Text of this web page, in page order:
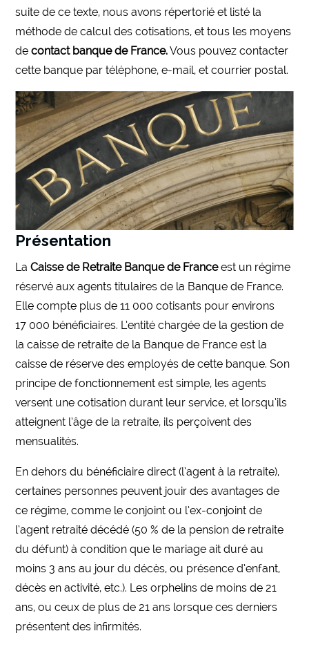
suite de ce texte, nous avons répertorié et listé la
méthode de calcul des cotisations, et tous les moyens
decontact banque de France.Vous pouvez contacter
cette banque par téléphone, e-mail, et courrier postal.
Présentation
LaCaisse de Retraite Banque de Franceest un régime
réservé aux agents titulaires de la Banque de France.
Elle compte plus de 11 000 cotisants pour environs
17 000 bénéficiaires. L’entité chargée de la gestion de
la caisse de retraite de la Banque de France est la
caisse de réserve des employés de cette banque. Son
principe de fonctionnement est simple, les agents
versent une cotisation durant leur service, et lorsqu’ils
atteignent l’âge de la retraite, ils perçoivent des
mensualités.
En dehors du bénéficiaire direct (l’agent à la retraite),
certaines personnes peuvent jouir des avantages de
ce régime, comme le conjoint ou l’ex-conjoint de
l’agent retraité décédé (50 % de la pension de retraite
du défunt) à condition que le mariage ait duré au
moins 3 ans au jour du décès, ou présence d’enfant,
décès en activité, etc.). Les orphelins de moins de 21
ans, ou ceux de plus de 21 ans lorsque ces derniers
présentent des infirmités.